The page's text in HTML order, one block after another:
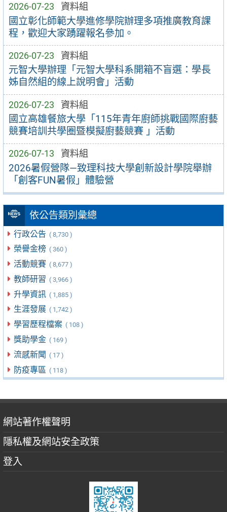
2026-07-23 資料組
國立彰化師範大學進修學院辦理多項推廣教育課
程，歡迎大家踴躍報名參加。
2026-07-23 資料組
元智大學辦理「元智大學科系開箱不盲選：學長
姊自然組的線上說明會」活動
2026-07-23 資料組
國立高雄餐旅大學「115年青年廚師挑戰國際廚藝
競賽培訓共學圈暨模擬廚藝競賽 」活動
2026-07-13 資料組
2026暑假營隊—致理科技大學創新設計學院舉辦
「創客FUN暑假」體驗營
依公告類別彙總
行政公告 ( 8,730 )
榮譽金榜 ( 360 )
活動競賽 ( 8,677 )
教師研習 ( 3,966 )
升學資訊 ( 1,885 )
生涯發展 ( 1,742 )
學習歷程檔案 ( 108 )
獎助學金 ( 169 )
流感新聞 ( 17 )
防疫專區 ( 118 )
網站著作權聲明
隱私權及網站安全政策
登入